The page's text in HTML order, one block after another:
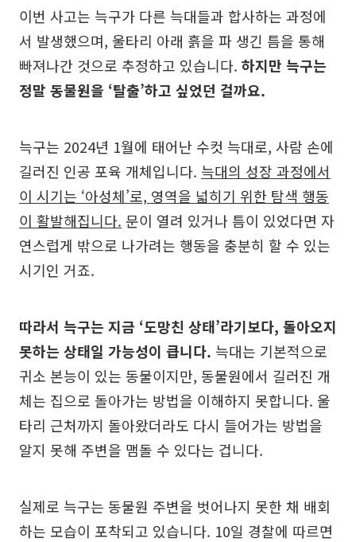
이번 사고는 늑구가 다른 늑대들과 합사하는 과정에
서 발생했으며, 울타리 아래 흙을 파 생긴 틈을 통해
빠져나간 것으로 추정하고 있습니다. 하지만 늑구는
정말 동물원을 ‘탈출’하고 싶었던 걸까요.
늑구는 2024년 1월에 태어난 수컷 늑대로, 사람 손에
길러진 인공 포육 개체입니다. 늑대의 성장 과정에서
이 시기는 ‘아성체’로, 영역을 넓히기 위한 탐색 행동
이 활발해집니다. 문이 열려 있거나 틈이 있었다면 자
연스럽게 밖으로 나가려는 행동을 충분히 할 수 있는
시기인 거죠.
따라서 늑구는 지금 ‘도망친 상태’라기보다, 돌아오지
못하는 상태일 가능성이 큽니다. 늑대는 기본적으로
귀소 본능이 있는 동물이지만, 동물원에서 길러진 개
체는 집으로 돌아가는 방법을 이해하지 못합니다. 울
타리 근처까지 돌아왔더라도 다시 들어가는 방법을
알지 못해 주변을 맴돌 수 있다는 겁니다.
실제로 늑구는 동물원 주변을 벗어나지 못한 채 배회
하는 모습이 포착되고 있습니다. 10일 경찰에 따르면